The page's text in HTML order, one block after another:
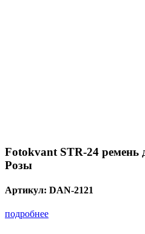
Fotokvant STR-24 ремень
Розы
Артикул: DAN-2121
подробнее